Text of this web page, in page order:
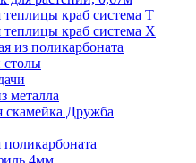
краб система Т
теплицы краб система Х
из поликарбоната
столы
металла
скамейка Дружба
4мм